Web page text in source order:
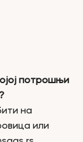
потрошњи
на
или